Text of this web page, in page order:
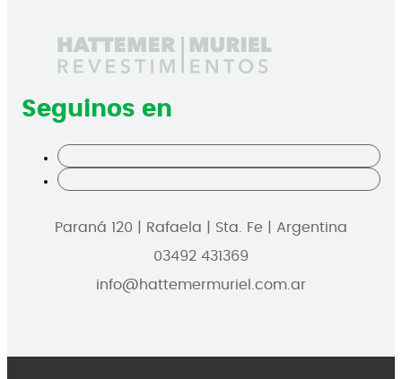
Seguinos en
Paraná 120 | Rafaela | Sta. Fe | Argentina
03492 431369
info@hattemermuriel.com.ar